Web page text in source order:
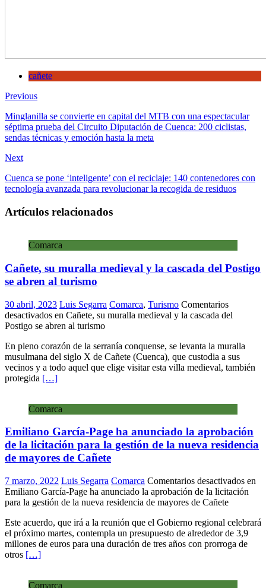
cañete
Previous
Minglanilla se convierte en capital del MTB con una espectacular
séptima prueba del Circuito Diputación de Cuenca: 200 ciclistas,
sendas técnicas y emoción hasta la meta
Next
Cuenca se pone ‘inteligente’ con el reciclaje: 140 contenedores con
tecnología avanzada para revolucionar la recogida de residuos
Artículos relacionados
Comarca
Cañete, su muralla medieval y la cascada del Postigo
se abren al turismo
30 abril, 2023 Luis Segarra Comarca, Turismo Comentarios
desactivados en Cañete, su muralla medieval y la cascada del
Postigo se abren al turismo
En pleno corazón de la serranía conquense, se levanta la muralla
musulmana del siglo X de Cañete (Cuenca), que custodia a sus
vecinos y a todo aquel que elige visitar esta villa medieval, también
protegida […]
Comarca
Emiliano García-Page ha anunciado la aprobación
de la licitación para la gestión de la nueva residencia
de mayores de Cañete
7 marzo, 2022 Luis Segarra Comarca Comentarios desactivados en
Emiliano García-Page ha anunciado la aprobación de la licitación
para la gestión de la nueva residencia de mayores de Cañete
Este acuerdo, que irá a la reunión que el Gobierno regional celebrará
el próximo martes, contempla un presupuesto de alrededor de 3,9
millones de euros para una duración de tres años con prorroga de
otros […]
Comarca